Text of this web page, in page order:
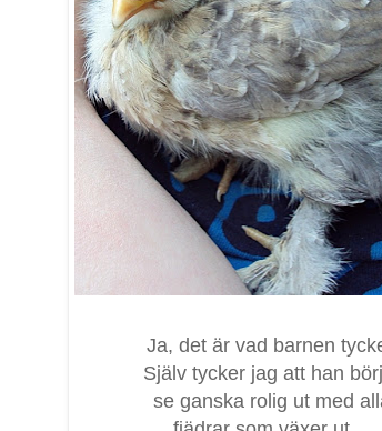
Ja, det är vad barnen
Själv tycker jag att han
se ganska rolig ut med